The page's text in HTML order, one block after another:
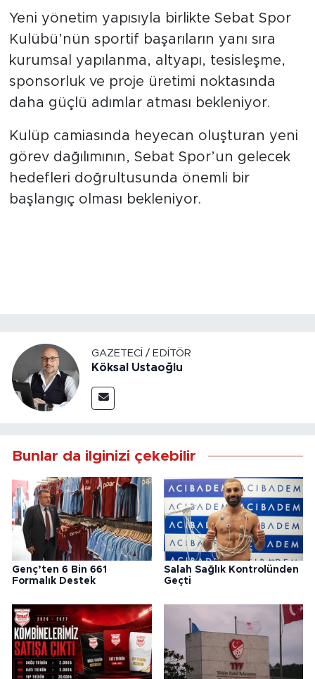
Yeni yönetim yapısıyla birlikte Sebat Spor
Kulübü’nün sportif başarıların yanı sıra
kurumsal yapılanma, altyapı, tesisleşme,
sponsorluk ve proje üretimi noktasında
daha güçlü adımlar atması bekleniyor.
Kulüp camiasında heyecan oluşturan yeni
görev dağılımının, Sebat Spor’un gelecek
hedefleri doğrultusunda önemli bir
başlangıç olması bekleniyor.
GAZETECI / EDITÖR
Köksal Ustaoğlu
Bunlar da ilginizi çekebilir
Genç’ten 6 Bin 661
Formalık Destek
Salah Sağlık Kontrolünden
Geçti